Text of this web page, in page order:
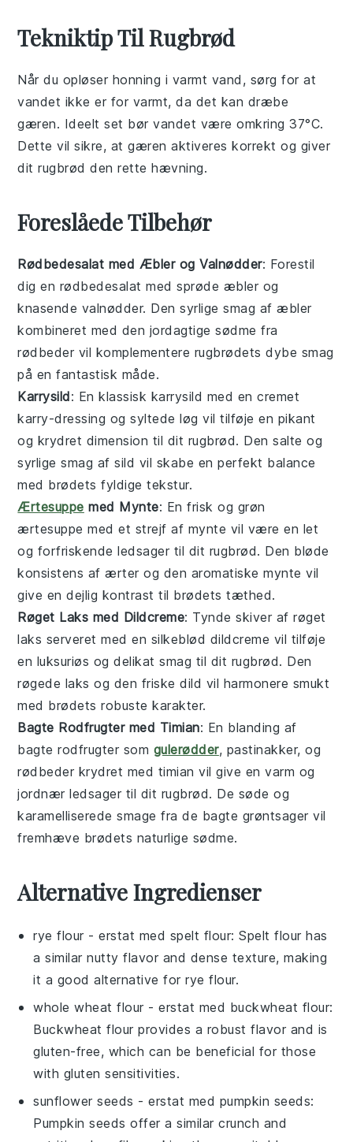
Tekniktip Til Rugbrød
Når du opløser honning i varmt vand , sørg for at
vandet ikke er for varmt, da det kan dræbe
gæren. Ideelt set bør vandet være omkring 37°C.
Dette vil sikre, at gæren aktiveres korrekt og giver
ditrugbrød den rette hævning.
Foreslåede Tilbehør
Rødbedesalat med Æbler og Valnødder: Forestil
dig en rødbedesalat med sprøde æbler og
knasende valnødder. Den syrlige smag afæbler
kombineret med den jordagtige sødme fra
rødbeder vil komplementere rugbrødets dybe smag
på en fantastisk måde.
Karrysild: En klassisk karrysild med en cremet
karry-dressing og syltedeløg vil tilføje en pikant
og krydret dimension til dit rugbrød. Den salte og
syrlige smag afsild vil skabe en perfekt balance
med brødets fyldige tekstur.
Ærtesuppe med Mynte: En frisk og grøn
ærtesuppe med et strejf af mynte vil være en let
og forfriskende ledsager til dit rugbrød. Den bløde
konsistens afærter og den aromatiskemynte vil
give en dejlig kontrast til brødets tæthed.
Røget Laks med Dildcreme: Tynde skiver afrøget
laks serveret med en silkeblød dildcreme vil tilføje
en luksuriøs og delikat smag til dit rugbrød. Den
røgede laks og den friskedild vil harmonere smukt
med brødets robuste karakter.
Bagte Rodfrugter med Timian: En blanding af
bagte rodfrugter som gulerødder, pastinakker, og
rødbeder krydret med timian vil give en varm og
jordnær ledsager til dit rugbrød. De søde og
karamelliserede smage fra de bagte grøntsager vil
fremhæve brødets naturlige sødme.
Alternative Ingredienser
rye flour - erstat med spelt flour: Spelt flour has
a similar nutty flavor and dense texture, making
it a good alternative for rye flour.
whole wheat flour - erstat med buckwheat flour:
Buckwheat flour provides a robust flavor and is
gluten-free, which can be beneficial for those
with gluten sensitivities.
sunflower seeds - erstat med pumpkin seeds:
Pumpkin seeds offer a similar crunch and